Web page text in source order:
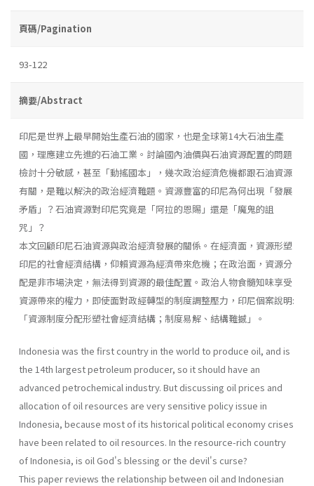
頁碼/Pagination
93-122
摘要/Abstract
印尼是世界上最早開始生產石油的國家，也是全球第14大石油生產
國，理應建立先進的石油工業。討論國內油價與石油資源配置的問題
檢討十分敏感，甚至「動搖國本」，幾次政治經濟危機都跟石油資源
有關，是難以解決的政治經濟難題。資源豐富的印尼為何出現「發展
矛盾」？石油資源對印尼究竟是「阿拉的恩賜」還是「魔鬼的詛
咒」？
本文回顧印尼石油資源與政治經濟發展的關係。在經濟面，資源形塑
印尼的社會經濟結構，仰賴資源為經濟帶來危機；在政治面，資源分
配是非市場決定，無法得到資源的最佳配置。政治人物食髓知味享受
資源帶來的權力，即使面對政經轉型的制度調整壓力，印尼個案說明:
「資源制度分配形塑社會經濟結構；制度易解、結構難撼」。
Indonesia was the first country in the world to produce oil, and is
the 14th largest petroleum producer, so it should have an
advanced petrochemical industry. But discussing oil prices and
allocation of oil resources are very sensitive policy issue in
Indonesia, because most of its historical political economy crises
have been related to oil resources. In the resource-rich country
of Indonesia, is oil God's blessing or the devil's curse?
This paper reviews the relationship between oil and Indonesian